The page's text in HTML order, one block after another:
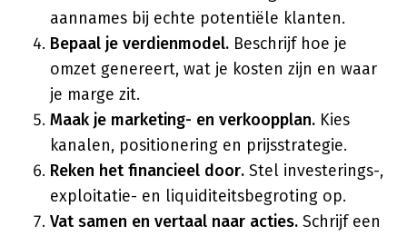
aannames bij echte potentiële klanten.
Bepaal je verdienmodel. Beschrijf hoe je
omzet genereert, wat je kosten zijn en waar
je marge zit.
Maak je marketing- en verkoopplan. Kies
kanalen, positionering en prijsstrategie.
Reken het financieel door. Stel investerings-,
exploitatie- en liquiditeitsbegroting op.
Vat samen en vertaal naar acties. Schrijf een